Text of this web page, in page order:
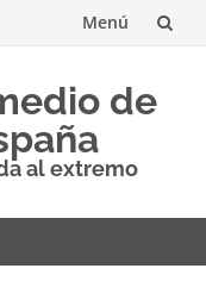
Menú
de
al extremo